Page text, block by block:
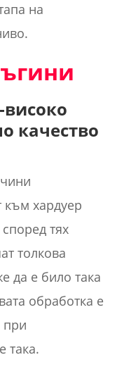
на
качество
към хардуер
тях
толкова
да е било така
обработка е
при
така.